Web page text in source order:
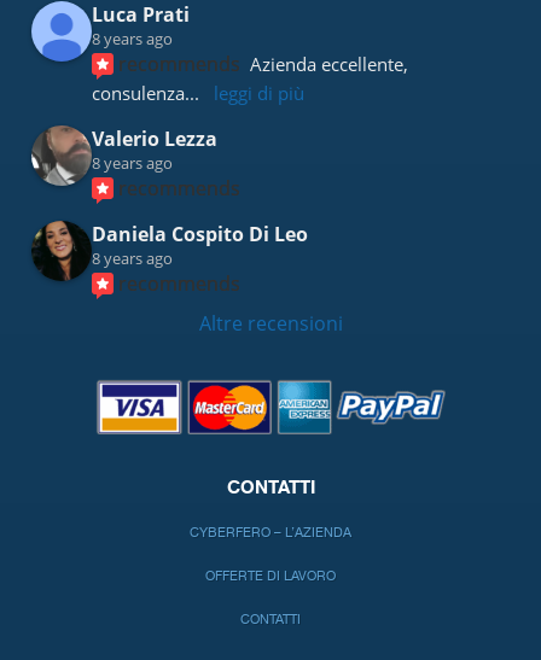
Luca Prati
8 years ago
recommends Azienda eccellente,
consulenza... leggi di più
Valerio Lezza
8 years ago
recommends
Daniela Cospito Di Leo
8 years ago
recommends
Altre recensioni
CONTATTI
CYBERFERO – L’AZIENDA
OFFERTE DI LAVORO
CONTATTI